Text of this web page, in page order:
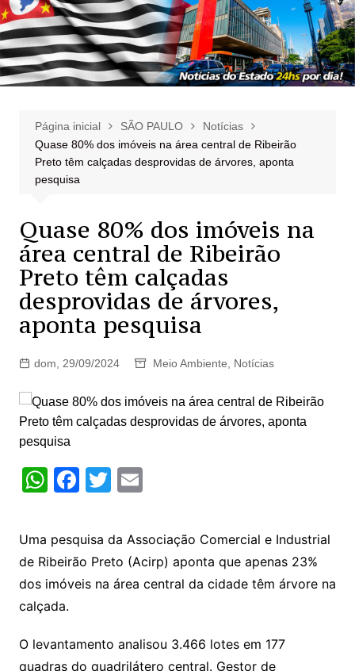
Página inicial SÃO PAULO
Notícias
Quase 80% dos imóveis na área central de Ribeirão
Preto têm calçadas desprovidas de árvores, aponta
pesquisa
Quase 80% dos imóveis na
área central de Ribeirão
Preto têm calçadas
desprovidas de árvores,
aponta pesquisa
dom, 29/09/2024 Meio Ambiente Notícias
W
at
s
A
p
F
c
e
b
k
T
itt
er
E
ai
l
Uma pesquisa da Associação Comercial e Industrial
de Ribeirão Preto (Acirp) aponta que apenas 23%
dos imóveis na área central da cidade têm árvore na
calçada.
O levantamento analisou 3.466 lotes em 177
quadras do quadrilátero central. Gestor de